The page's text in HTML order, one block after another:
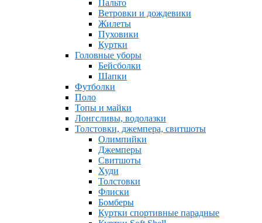
Пальто
Ветровки и дождевики
Жилеты
Пуховики
Куртки
Головные уборы
Бейсболки
Шапки
Футболки
Поло
Топы и майки
Лонгсливы, водолазки
Толстовки, джемпера, свитшоты
Олимпийки
Джемперы
Свитшоты
Худи
Толстовки
Флиски
Бомберы
Куртки спортивные парадные